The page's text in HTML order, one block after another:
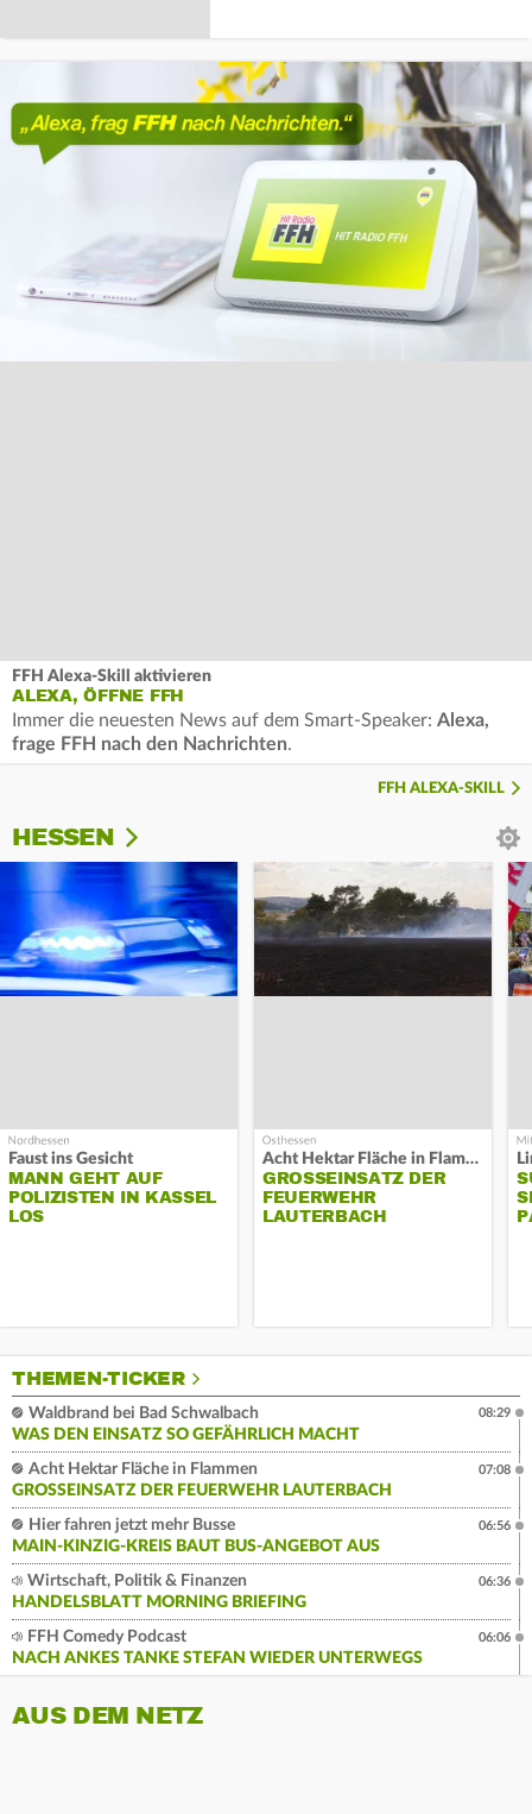
FFH Alexa-Skill aktivieren
ALEXA, ÖFFNE FFH
Immer die neuesten News auf dem Smart-Speaker: Alexa,
frage FFH nach den Nachrichten.
FFH ALEXA-SKILL
HESSEN
Faust ins Gesicht
MANN GEHT AUF
POLIZISTEN IN KASSEL
LOS
Acht Hektar Fläche in Flammen
GROSSEINSATZ DER F
EUERWEHR L
AUTERBACH
THEMEN-TICKER
Waldbrand bei Bad Schwalbach
WAS DEN EINSATZ SO GEFÄHRLICH MACHT
08:29
Acht Hektar Fläche in Flammen
GROSSEINSATZ DER FEUERWEHR LAUTERBACH
07:08
Hier fahren jetzt mehr Busse
MAIN-KINZIG-KREIS BAUT BUS-ANGEBOT AUS
06:56
Wirtschaft, Politik & Finanzen
HANDELSBLATT MORNING BRIEFING
06:36
FFH Comedy Podcast
NACH ANKES TANKE STEFAN WIEDER UNTERWEGS
06:06
AUS DEM NETZ